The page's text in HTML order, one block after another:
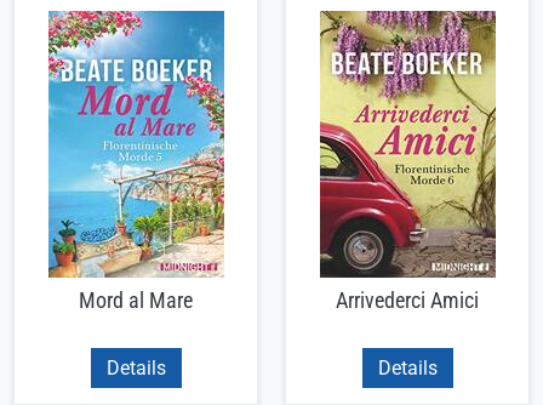
Mord al Mare
Details
Arrivederci Amici
Details